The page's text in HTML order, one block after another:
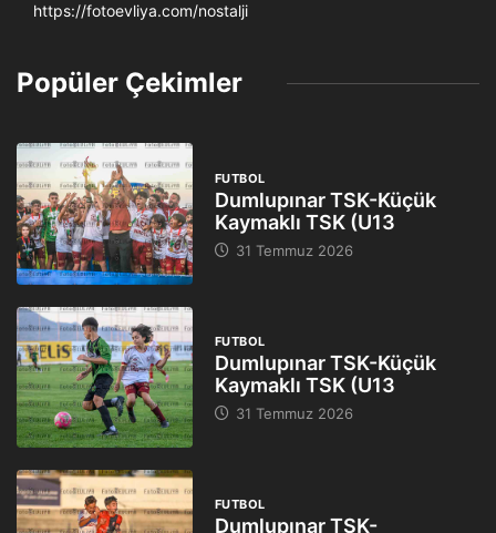
https://fotoevliya.com/nostalji
Popüler Çekimler
FUTBOL
Dumlupınar TSK-Küçük
Kaymaklı TSK (U13
31 Temmuz 2026
FUTBOL
Dumlupınar TSK-Küçük
Kaymaklı TSK (U13
31 Temmuz 2026
FUTBOL
Dumlupınar TSK-